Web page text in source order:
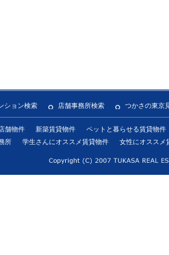
ション検索 店舗事務所検索 つかさの東京
舗物件 新築賃貸物件
ペットと暮らせる賃貸物件
所 学生さんにオススメ賃貸物件 女性にオススメ